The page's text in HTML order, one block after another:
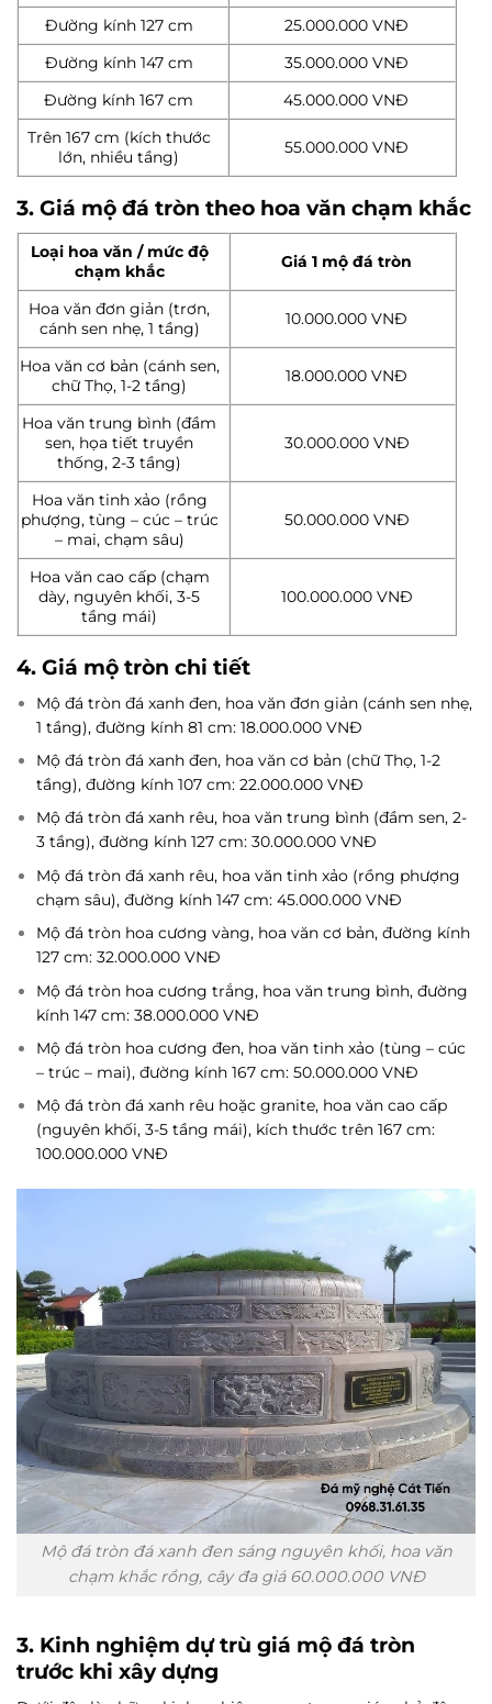
Đường kính 127 cm
25.000.000 VNĐ
Đường kính 147 cm
35.000.000 VNĐ
Đường kính 167 cm
45.000.000 VNĐ
Trên 167 cm (kích thước
lớn, nhiều tầng)
55.000.000 VNĐ
3. Giá mộ đá tròn theo hoa văn chạm khắc
Loại hoa văn / mức độ
chạm khắc
Giá 1 mộ đá tròn
Hoa văn đơn giản (trơn,
cánh sen nhẹ, 1 tầng)
10.000.000 VNĐ
Hoa văn cơ bản (cánh sen,
chữ Thọ, 1-2 tầng)
18.000.000 VNĐ
Hoa văn trung bình (đầm
sen, họa tiết truyền
thống, 2-3 tầng)
30.000.000 VNĐ
Hoa văn tinh xảo (rồng
phượng, tùng – cúc – trúc
– mai, chạm sâu)
50.000.000 VNĐ
Hoa văn cao cấp (chạm
dày, nguyên khối, 3-5
tầng mái)
100.000.000 VNĐ
4. Giá mộ tròn chi tiết
Mộ đá tròn đá xanh đen, hoa văn đơn giản (cánh sen nhẹ,
1 tầng), đường kính 81 cm: 18.000.000 VNĐ
Mộ đá tròn đá xanh đen, hoa văn cơ bản (chữ Thọ, 1-2
tầng), đường kính 107 cm: 22.000.000 VNĐ
Mộ đá tròn đá xanh rêu, hoa văn trung bình (đầm sen, 2-
3 tầng), đường kính 127 cm: 30.000.000 VNĐ
Mộ đá tròn đá xanh rêu, hoa văn tinh xảo (rồng phượng
chạm sâu), đường kính 147 cm: 45.000.000 VNĐ
Mộ đá tròn hoa cương vàng, hoa văn cơ bản, đường kính
127 cm: 32.000.000 VNĐ
Mộ đá tròn hoa cương trắng, hoa văn trung bình, đường
kính 147 cm: 38.000.000 VNĐ
Mộ đá tròn hoa cương đen, hoa văn tinh xảo (tùng – cúc
– trúc – mai), đường kính 167 cm: 50.000.000 VNĐ
Mộ đá tròn đá xanh rêu hoặc granite, hoa văn cao cấp
(nguyên khối, 3-5 tầng mái), kích thước trên 167 cm:
100.000.000 VNĐ
Mộ đá tròn đá xanh đen sáng nguyên khối, hoa văn
chạm khắc rồng, cây đa giá 60.000.000 VNĐ
3. Kinh nghiệm dự trù giá mộ đá tròn
trước khi xây dựng